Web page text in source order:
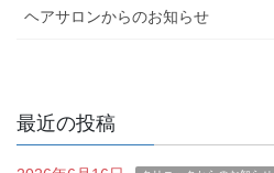
ヘアサロンからのお知らせ
最近の投稿